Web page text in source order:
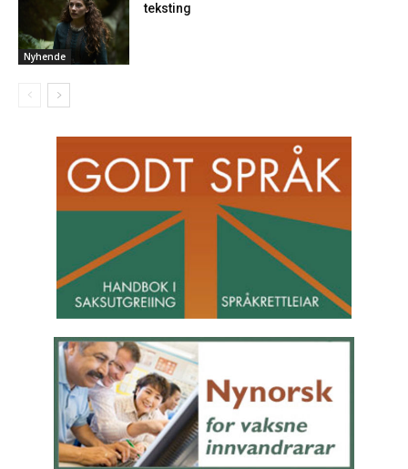
Nyhende
teksting